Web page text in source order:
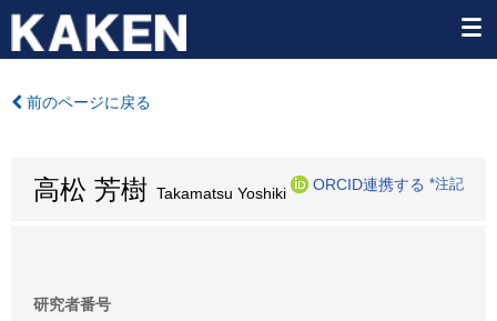
前のページに戻る
高松 芳樹 Takamatsu Yoshiki
ORCID連携する *注記
研究者番号